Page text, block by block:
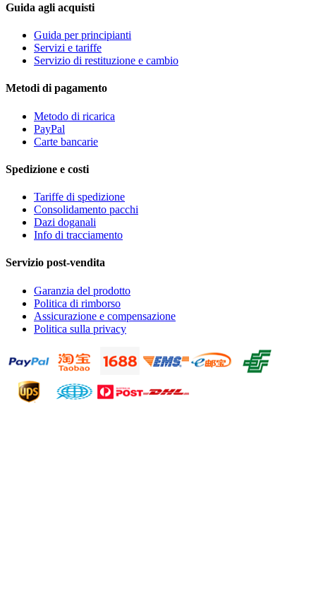
Guida agli acquisti
Guida per principianti
Servizi e tariffe
Servizio di restituzione e cambio
Metodi di pagamento
Metodo di ricarica
PayPal
Carte bancarie
Spedizione e costi
Tariffe di spedizione
Consolidamento pacchi
Dazi doganali
Info di tracciamento
Servizio post-vendita
Garanzia del prodotto
Politica di rimborso
Assicurazione e compensazione
Politica sulla privacy